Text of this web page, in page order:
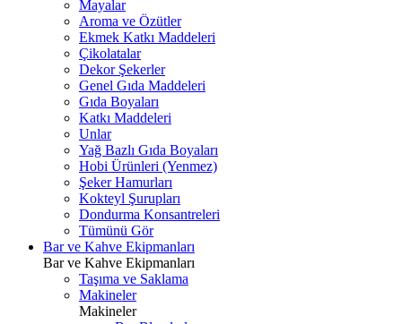
Mayalar
Aroma ve Özütler
Ekmek Katkı Maddeleri
Çikolatalar
Dekor Şekerler
Genel Gıda Maddeleri
Gıda Boyaları
Katkı Maddeleri
Unlar
Yağ Bazlı Gıda Boyaları
Hobi Ürünleri (Yenmez)
Şeker Hamurları
Kokteyl Şurupları
Dondurma Konsantreleri
Tümünü Gör
Bar ve Kahve Ekipmanları
Bar ve Kahve Ekipmanları
Taşıma ve Saklama
Makineler
Makineler